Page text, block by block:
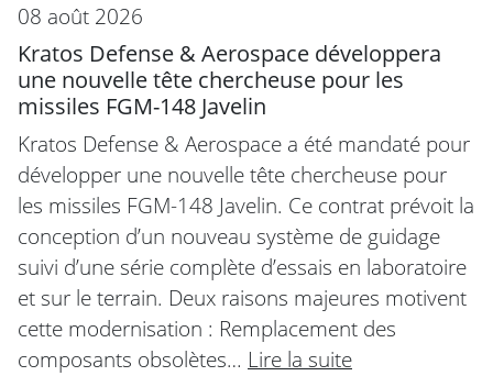
08 août 2026
Kratos Defense & Aerospace développera
une nouvelle tête chercheuse pour les
missiles FGM-148 Javelin
Kratos Defense & Aerospace a été mandaté pour
développer une nouvelle tête chercheuse pour
les missiles FGM-148 Javelin. Ce contrat prévoit la
conception d’un nouveau système de guidage
suivi d’une série complète d’essais en laboratoire
et sur le terrain. Deux raisons majeures motivent
cette modernisation : Remplacement des
composants obsolètes… Lire la suite